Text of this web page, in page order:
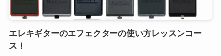
エレキギターのエフェクターの使い方レッスンコー
ス！